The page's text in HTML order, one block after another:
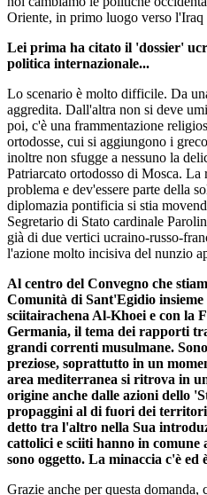
Oriente, in primo luogo verso l'Iraq
Lei prima ha citato il 'dossier'
politica internazionale...
Lo scenario è molto difficile. Da
aggredita. Dall'altra non si deve
poi, c'è una frammentazione
ortodosse, cui si aggiungono i
inoltre non sfugge a nessuno la
Patriarcato ortodosso di Mosca. La
problema e dev'essere parte della
diplomazia pontificia si stia
Segretario di Stato cardinale
già di due vertici ucraino-russo-
l'azione molto incisiva del nunzio
Al centro del Convegno che
Comunità di Sant'Egidio insieme
sciitairachena Al-Khoei e con la
Germania, il tema dei rapporti
grandi correnti musulmane.
preziose, soprattutto in un
area mediterranea si ritrova in
origine anche dalle azioni dello
propaggini al di fuori dei
detto tra l'altro nella Sua
cattolici e sciiti hanno in comune
sono oggetto. La minaccia c'è ed
Grazie anche per questa domanda,